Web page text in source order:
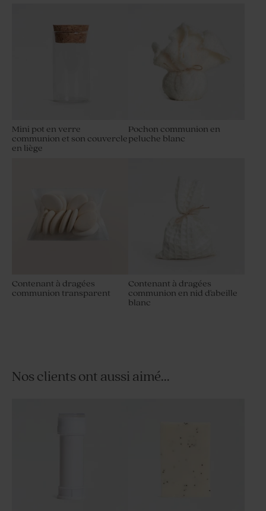
Mini pot en verre
communion et son couvercle
en liège
Pochon communion en
peluche blanc
Contenant à dragées
communion transparent
Contenant à dragées
communion en nid d'abeille
blanc
Nos clients ont aussi aimé...